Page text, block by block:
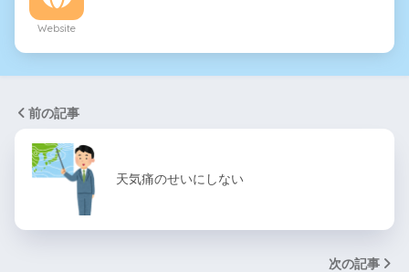
Website
前の記事
天気痛のせいにしない
次の記事